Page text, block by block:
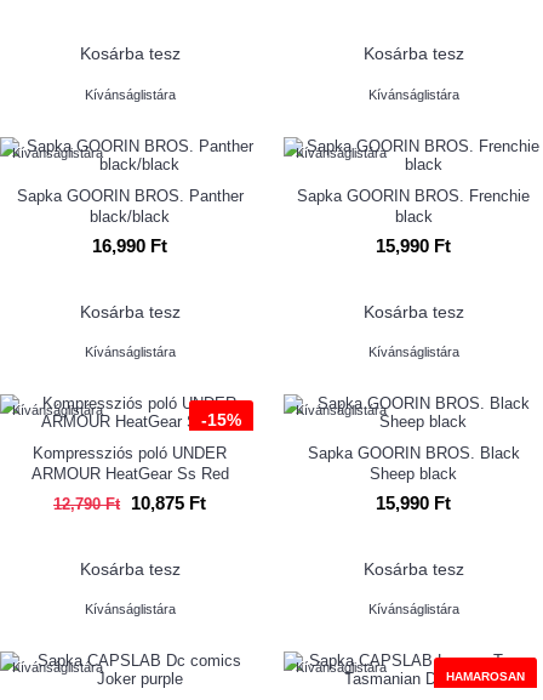
Kosárba tesz
Kívánságlistára
Kosárba tesz
Kívánságlistára
Kívánságlistára
Sapka GOORIN BROS. Panther
black/black
16,990 Ft
Kosárba tesz
Kívánságlistára
Kívánságlistára
Sapka GOORIN BROS. Frenchie
black
15,990 Ft
Kosárba tesz
Kívánságlistára
-15%
Kívánságlistára
Kompressziós poló UNDER
ARMOUR HeatGear Ss Red
12,790 Ft
10,875 Ft
Kosárba tesz
Kívánságlistára
Kívánságlistára
Sapka GOORIN BROS. Black
Sheep black
15,990 Ft
Kosárba tesz
Kívánságlistára
Kívánságlistára
HAMAROSAN
Kívánságlistára